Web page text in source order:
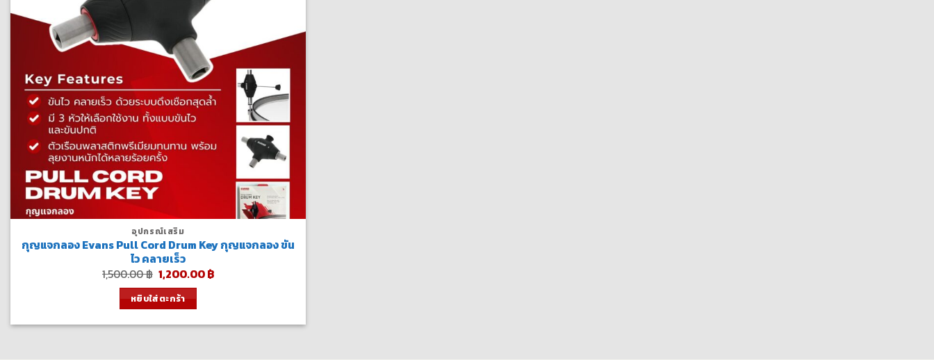
อุปกรณ์เสริม
กุญแจกลอง Evans Pull Cord Drum Key กุญแจกลอง ขัน
ไว คลายเร็ว
1,500.00฿ Original
price
was:
1,500.00 ฿.
1,200.00฿Current
หยิบใส่ตะกร้า